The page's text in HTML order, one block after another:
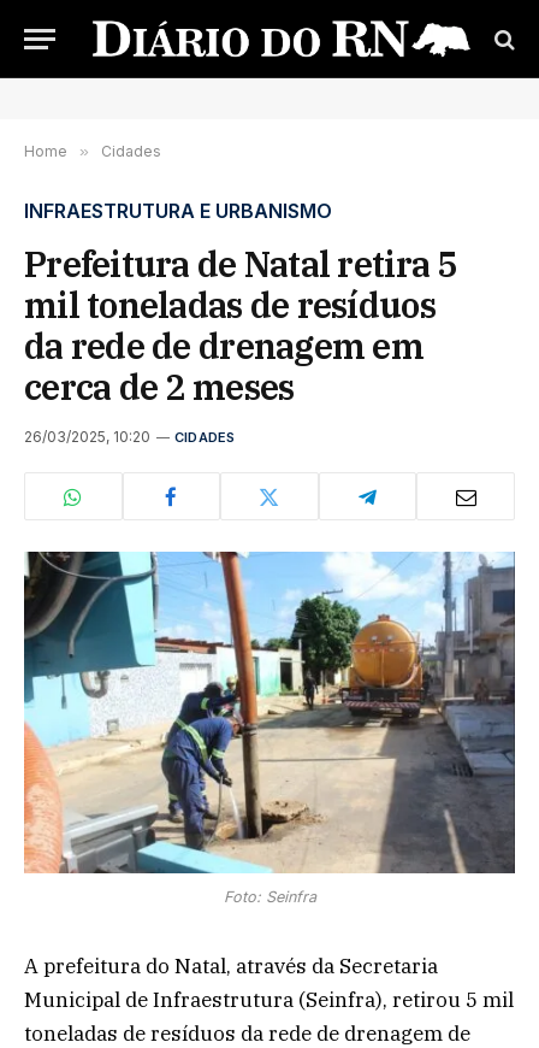
Home » Cidades
INFRAESTRUTURA E URBANISMO
Prefeitura de Natal retira 5
mil toneladas de resíduos
da rede de drenagem em
cerca de 2 meses
26/03/2025, 10:20 CIDADES
Foto: Seinfra
A prefeitura do Natal, através da Secretaria
Municipal de Infraestrutura (Seinfra), retirou 5 mil
toneladas de resíduos da rede de drenagem de